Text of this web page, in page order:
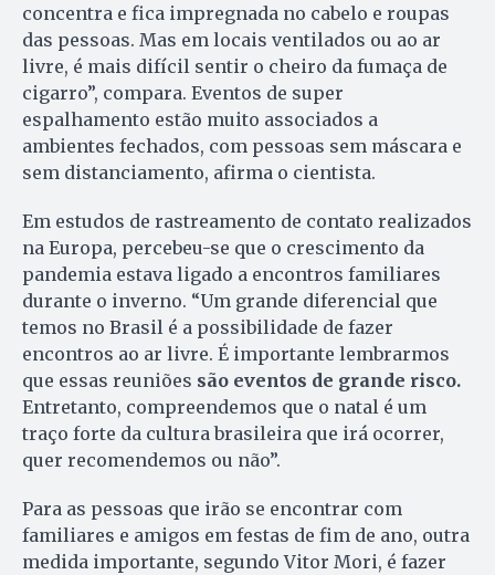
concentra e fica impregnada no cabelo e roupas
das pessoas. Mas em locais ventilados ou ao ar
livre, é mais difícil sentir o cheiro da fumaça de
cigarro”, compara. Eventos de super
espalhamento estão muito associados a
ambientes fechados, com pessoas sem máscara e
sem distanciamento, afirma o cientista.
Em estudos de rastreamento de contato realizados
na Europa, percebeu-se que o crescimento da
pandemia estava ligado a encontros familiares
durante o inverno. “Um grande diferencial que
temos no Brasil é a possibilidade de fazer
encontros ao ar livre. É importante lembrarmos
que essas reuniões são eventos de grande risco.
Entretanto, compreendemos que o natal é um
traço forte da cultura brasileira que irá ocorrer,
quer recomendemos ou não”.
Para as pessoas que irão se encontrar com
familiares e amigos em festas de fim de ano, outra
medida importante, segundo Vitor Mori, é fazer